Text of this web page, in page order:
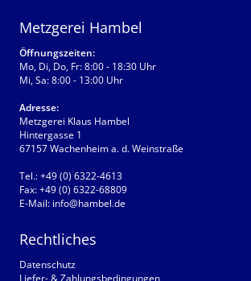
Rechtliches
Datenschutz
Metzgerei Hambel
Öffnungszeiten:
Mo, Di, Do, Fr: 8:00 - 18:30 Uhr
Mi, Sa: 8:00 - 13:00 Uhr
Adresse:
Metzgerei Klaus Hambel
Hintergasse 1
67157 Wachenheim a. d. Weinstraße
Tel.:+49 (0) 6322-4613
Fax:+49 (0) 6322-68809
E-Mail: info@hambel.de